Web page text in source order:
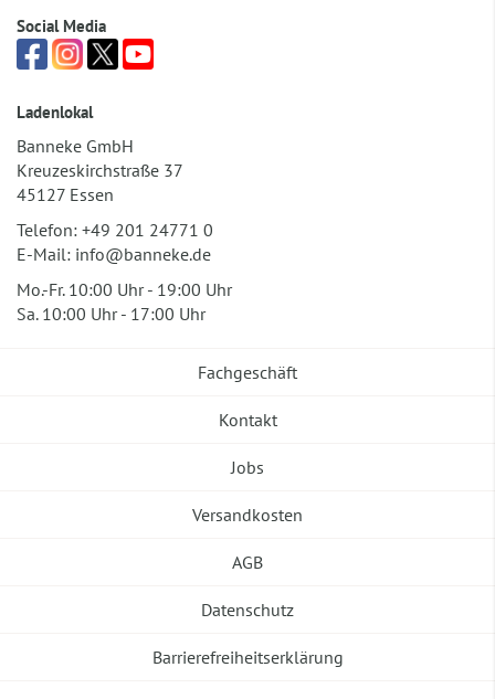
Social Media
Ladenlokal
Banneke GmbH
Kreuzeskirchstraße 37
45127 Essen
Telefon: +49 201 24771 0
E-Mail: info@banneke.de
Mo.-Fr. 10:00 Uhr - 19:00 Uhr
Sa. 10:00 Uhr - 17:00 Uhr
Fachgeschäft
Kontakt
Jobs
Versandkosten
AGB
Datenschutz
Barrierefreiheitserklärung